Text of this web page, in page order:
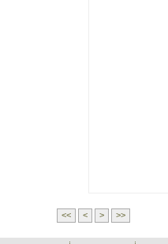
<< < > >>